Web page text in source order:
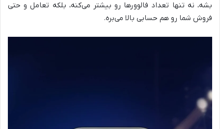
بشه، نه تنها تعداد فالوورها رو بیشتر می‌کنه، بلکه تعامل و حتی
فروش شما رو هم حسابی بالا می‌بره.